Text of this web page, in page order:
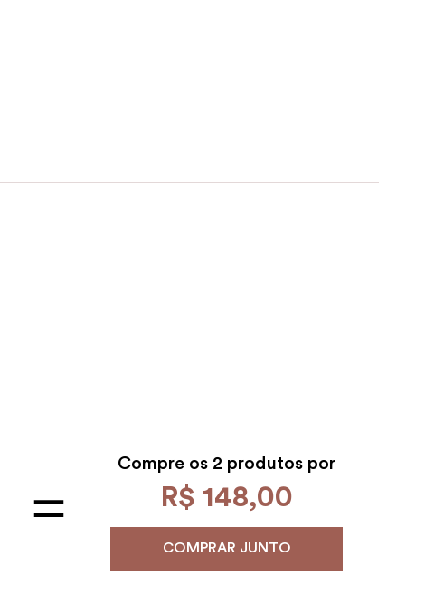
Compre os 2 produtos por
R$ 148,00
COMPRAR JUNTO